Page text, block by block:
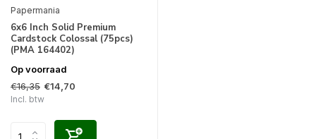
Papermania
6x6 Inch Solid Premium
Cardstock Colossal (75pcs)
(PMA 164402)
Op voorraad
€16,35 €14,70
Incl. btw